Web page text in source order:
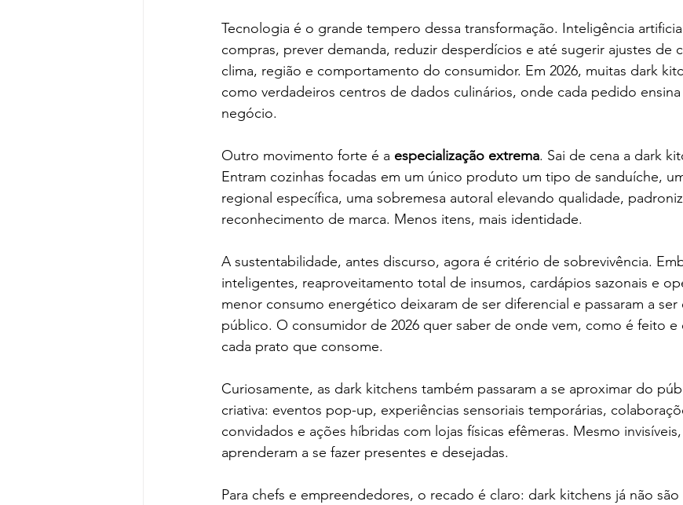
Tecnologia é o grande tempero dessa transformação. Inteligência
compras, prever demanda, reduzir desperdícios e até sugerir ajustes de
clima, região e comportamento do consumidor. Em 2026, muitas dark
como verdadeiros centros de dados culinários, onde cada pedido
negócio.
Outro movimento forte é a especialização extrema. Sai de cena a dark
Entram cozinhas focadas em um único produto um tipo de sanduíche,
regional específica, uma sobremesa autoral elevando qualidade,
reconhecimento de marca. Menos itens, mais identidade.
A sustentabilidade, antes discurso, agora é critério de sobrevivência.
inteligentes, reaproveitamento total de insumos, cardápios sazonais e
menor consumo energético deixaram de ser diferencial e passaram a
público. O consumidor de 2026 quer saber de onde vem, como é feito
cada prato que consome.
Curiosamente, as dark kitchens também passaram a se aproximar do
criativa: eventos pop-up, experiências sensoriais temporárias,
convidados e ações híbridas com lojas físicas efêmeras. Mesmo
aprenderam a se fazer presentes e desejadas.
Para chefs e empreendedores, o recado é claro: dark kitchens já não